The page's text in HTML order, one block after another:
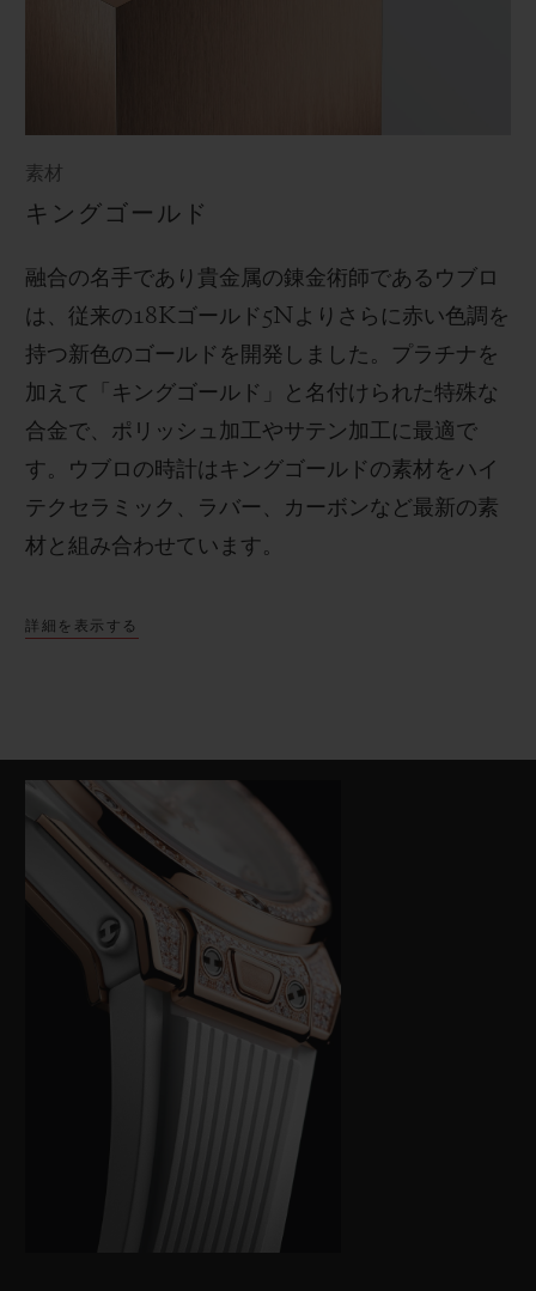
素材
キングゴールド
融合の名手であり貴金属の錬金術師であるウブロ
は、従来の18Kゴールド 5N よりさらに赤い色調を
持つ新色のゴールドを開発しました。プラチナを
加えて「キングゴールド」と名付けられた特殊な
合金で、ポリッシュ加工やサテン加工に最適で
す。 ウブロの時計はキングゴールドの素材をハイ
テクセラミック、ラバー、カーボンなど最新の素
材と組み合わせています。
詳細を表示する